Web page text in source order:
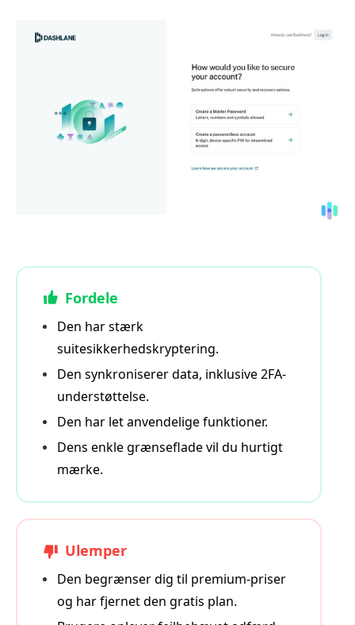
Fordele
Den har stærk
suitesikkerhedskryptering.
Den synkroniserer data, inklusive 2FA-
understøttelse.
Den har let anvendelige funktioner.
Dens enkle grænseflade vil du hurtigt
mærke.
Ulemper
Den begrænser dig til premium-priser
og har fjernet den gratis plan.